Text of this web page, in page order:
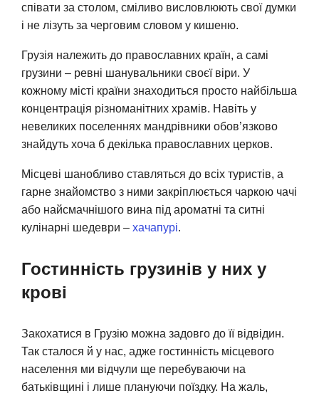
співати за столом, сміливо висловлюють свої думки
і не лізуть за черговим словом у кишеню.
Грузія належить до православних країн, а самі
грузини – ревні шанувальники своєї віри. У
кожному місті країни знаходиться просто найбільша
концентрація різноманітних храмів. Навіть у
невеликих поселеннях мандрівники обов’язково
знайдуть хоча б декілька православних церков.
Місцеві шанобливо ставляться до всіх туристів, а
гарне знайомство з ними закріплюється чаркою чачі
або найсмачнішого вина під ароматні та ситні
кулінарні шедеври – хачапурі.
Гостинність грузинів у них у
крові
Закохатися в Грузію можна задовго до її відвідин.
Так сталося й у нас, адже гостинність місцевого
населення ми відчули ще перебуваючи на
батьківщині і лише плануючи поїздку. На жаль,